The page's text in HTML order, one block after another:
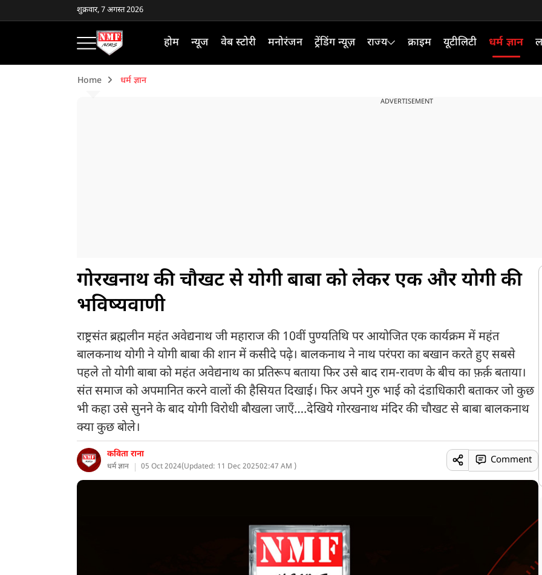
शुक्रवार, 7 अगस्त 2026
होम न्यूज वेब स्टोरी मनोरंजन ट्रेंडिंग न्यूज़ राज्य क्राइम यूटीलिटी धर्म ज्ञान
Home धर्म ज्ञान
ADVERTISEMENT
गोरखनाथ की चौखट से योगी बाबा को लेकर एक और योगी की
भविष्यवाणी
राष्ट्रसंत ब्रह्मलीन महंत अवेद्यनाथ जी महाराज की 10वीं पुण्यतिथि पर आयोजित एक कार्यक्रम में महंत
बालकनाथ योगी ने योगी बाबा की शान में कसीदे पढ़े। बालकनाथ ने नाथ परंपरा का बखान करते हुए सबसे
पहले तो योगी बाबा को महंत अवेद्यनाथ का प्रतिरूप बताया फिर उसे बाद राम-रावण के बीच का फ़र्क़ बताया।
संत समाज को अपमानित करने वालों की हैसियत दिखाई। फिर अपने गुरु भाई को दंडाधिकारी बताकर जो कुछ
भी कहा उसे सुनने के बाद योगी विरोधी बौखला जाएँ….देखिये गोरखनाथ मंदिर की चौखट से बाबा बालकनाथ
क्या कुछ बोले।
कविता राना
धर्म ज्ञान 05 Oct 2024(Updated: 11 Dec 202502:47 AM )
Comment